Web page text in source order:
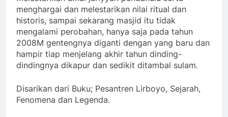
menghargai dan melestarikan nilai ritual dan
historis, sampai sekarang masjid itu tidak
mengalami perobahan, hanya saja pada tahun
2008M gentengnya diganti dengan yang baru dan
hampir tiap menjelang akhir tahun dinding-
dindingnya dikapur dan sedikit ditambal sulam.
Disarikan dari Buku; Pesantren Lirboyo, Sejarah,
Fenomena dan Legenda.